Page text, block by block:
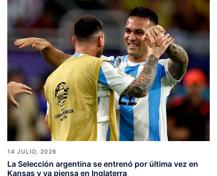
14 JULIO, 2026
La Selección argentina se entrenó por última vez en
Kansas y ya piensa en Inglaterra